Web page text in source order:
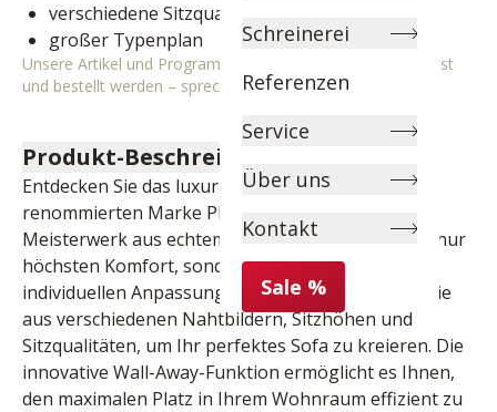
Schreinerei
Referenzen
Service
Über uns
Kontakt
Sale %
verschiedene Sitzqualitäten wählbar
großer Typenplan
Unsere Artikel und Programme können individuell angepasst
und bestellt werden – sprechen Sie uns gerne an!
Produkt-Beschreibung
Entdecken Sie das luxuriöse Ecksofa der
renommierten Marke Planpolster. Dieses
Meisterwerk aus echtem Leder bietet Ihnen nicht nur
höchsten Komfort, sondern auch eine Vielzahl an
individuellen Anpassungsmöglichkeiten. Wählen Sie
aus verschiedenen Nahtbildern, Sitzhöhen und
Sitzqualitäten, um Ihr perfektes Sofa zu kreieren. Die
innovative Wall-Away-Funktion ermöglicht es Ihnen,
den maximalen Platz in Ihrem Wohnraum effizient zu